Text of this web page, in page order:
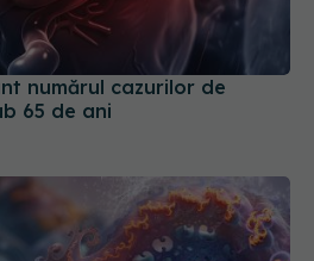
numărul cazurilor de
65 de ani